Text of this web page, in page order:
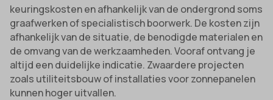
keuringskosten en afhankelijk van de ondergrond soms
graafwerken of specialistisch boorwerk. De kosten zijn
afhankelijk van de situatie, de benodigde materialen en
de omvang van de werkzaamheden. Vooraf ontvang je
altijd een duidelijke indicatie. Zwaardere projecten
zoals utiliteitsbouw of installaties voor zonnepanelen
kunnen hoger uitvallen.